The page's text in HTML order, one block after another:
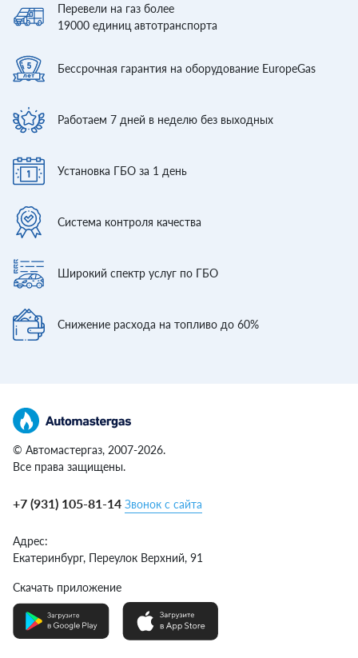
Перевели на газ более
19000 единиц автотранспорта
Бессрочная гарантия на оборудование EuropeGas
Работаем 7 дней в неделю без выходных
Установка ГБО за 1 день
Система контроля качества
Широкий спектр услуг по ГБО
Снижение расхода на топливо до 60%
© Автомастергаз, 2007-2026.
Все права защищены.
+7 (931) 105-81-14 Звонок с сайта
Адрес:
Екатеринбург, Переулок Верхний, 91
Скачать приложение